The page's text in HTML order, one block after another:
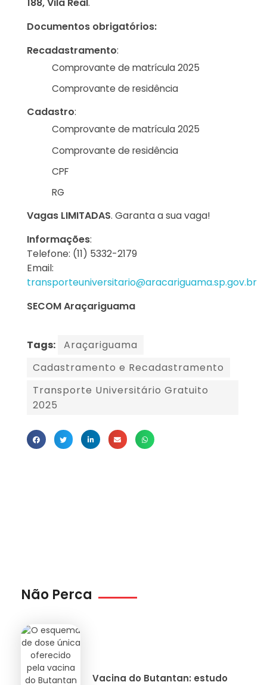
188, Vila Real.
Documentos obrigatórios:
Recadastramento:
Comprovante de matrícula 2025
Comprovante de residência
Cadastro:
Comprovante de matrícula 2025
Comprovante de residência
CPF
RG
Vagas LIMITADAS. Garanta a sua vaga!
Informações:
Telefone: (11) 5332-2179
Email:
transporteuniversitario@aracariguama.sp.gov.br
SECOM Araçariguama
Tags:
Araçariguama
Cadastramento e Recadastramento
Transporte Universitário Gratuito
2025
Não Perca
Vacina do Butantan: estudo